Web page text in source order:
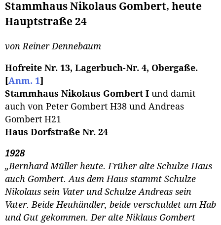
Stammhaus Nikolaus Gombert, heute
Hauptstraße 24
von Reiner Dennebaum
Hofreite Nr. 13, Lagerbuch-Nr. 4, Obergaße.
[Anm. 1]
Stammhaus Nikolaus Gombert I und damit
auch von Peter Gombert H38 und Andreas
Gombert H21
Haus Dorfstraße Nr. 24
1928
„Bernhard Müller heute. Früher alte Schulze Haus
auch Gombert. Aus dem Haus stammt Schulze
Nikolaus sein Vater und Schulze Andreas sein
Vater. Beide Heuhändler, beide verschuldet um Hab
und Gut gekommen. Der alte Niklaus Gombert